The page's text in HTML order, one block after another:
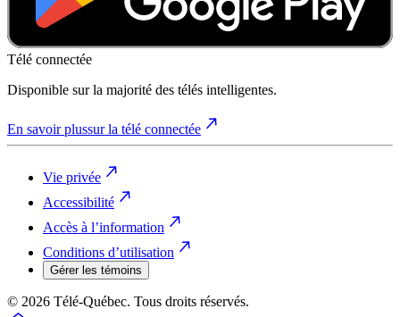
Télé connectée
Disponible sur la majorité des télés intelligentes.
En savoir plussur la télé connectée
Vie privée
Accessibilité
Accès à l’information
Conditions d’utilisation
Gérer les témoins
© 2026 Télé-Québec. Tous droits réservés.